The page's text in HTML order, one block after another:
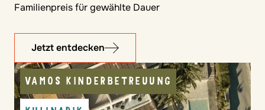
Familienpreis für gewählte Dauer
Jetzt entdecken
VAMOS KINDERBETREUUNG